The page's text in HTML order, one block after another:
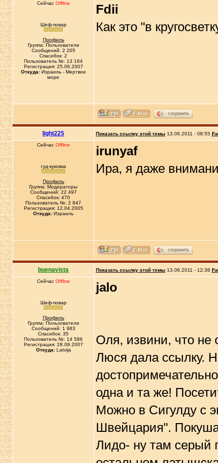
Сейчас Offline
Шеф-повар
Профиль
Группа: Пользователи
Сообщений: 2 205
Спасибок: 2
Пользователь №: 13 164
Регистрация: 25.06.2007
Откуда:Израиль - Мертвое
море
Fdii
Как это "в
сохранить
light225 Показать ссылку этой темы 13.06.2011 - 08:55
Сейчас Offline
гуд-куковка
Профиль
Группа: Модераторы
Сообщений: 22 497
Спасибок: 470
Пользователь №: 2 847
Регистрация: 12.04.2005
Откуда: Израиль
irunyaf
Ира, я даже
сохранить
buenavista Показать ссылку этой темы 13.06.2011 - 12:38
Сейчас Offline
Шеф-повар
Профиль
Группа: Пользователи
Сообщений: 1 983
Спасибок: 35
Пользователь №: 14 586
Регистрация: 28.09.2007
Откуда:Latvija
jalo
Оля, извини, что не
Люся дала ссылку.
одна и та же!
Можно в Сигулду с
Швейцария".
Лидо- ну там серый